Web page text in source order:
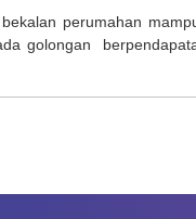
perumahan
golongan